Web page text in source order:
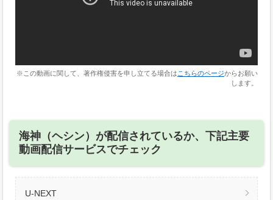
※この動画に関して、著作権侵害を申し立てる場合は こちらのページからお願い
します。
海神（ヘシン）が配信されているか、下記主要
動画配信サービスでチェック
U-NEXT